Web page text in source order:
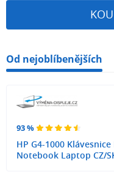
Od nejoblíbenějších
93 %
HP G4-1000
Notebook Laptop CZ/